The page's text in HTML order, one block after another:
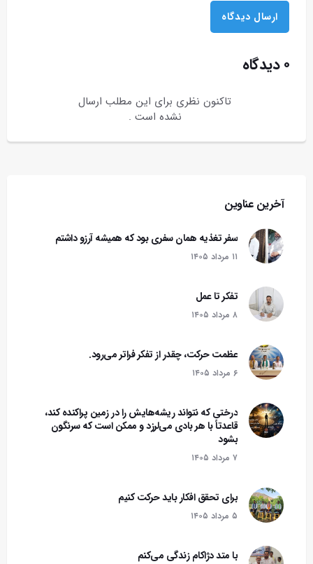
۰ دیدگاه
تاکنون نظری برای این مطلب ارسال
نشده است .
آخرین عناوین
سفر تغذیه همان سفری بود که همیشه آرزو داشتم
۱۱ مرداد ۱۴۰۵
تفکر تا عمل
۸ مرداد ۱۴۰۵
عظمت حرکت، چقدر از تفکر فراتر می‌رود.
۶ مرداد ۱۴۰۵
درختی که نتواند ریشه‌هایش را در زمین پراکنده کند،
قاعدتاً با هر بادی می‌لرزد و ممکن است که سرنگون
بشود‌
۷ مرداد ۱۴۰۵
برای تحقق افکار باید حرکت کنیم
۵ مرداد ۱۴۰۵
با متد دژاکام زندگی می‌کنم